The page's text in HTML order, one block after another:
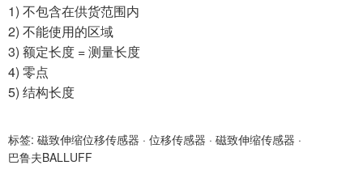
1) 不包含在供货范围内
2) 不能使用的区域
3) 额定长度 = 测量长度
4) 零点
5) 结构长度
标签: 磁致伸缩位移传感器 · 位移传感器 · 磁致伸缩传感器 ·
巴鲁夫BALLUFF